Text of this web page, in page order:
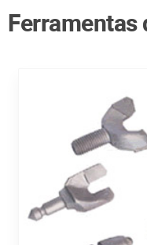
Ferramentas